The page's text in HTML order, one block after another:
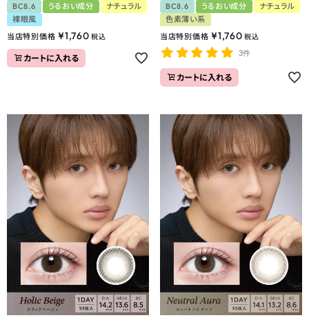
BC8.6
うるおい成分
ナチュラル
裸眼風
当店特別価格 ¥1,760 税込
カートに入れる
BC8.6
うるおい成分
ナチュラル
色素薄い系
当店特別価格 ¥1,760 税込
3件
カートに入れる